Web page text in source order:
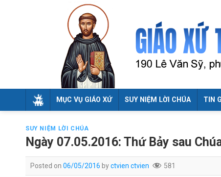
MỤC VỤ GIÁO XỨ SUY NIỆM LỜI CHÚA TIN
SUY NIỆM LỜI CHÚA
Ngày 07.05.2016: Thứ Bảy sau
Posted on 06/05/2016 byctvien ctvien 581